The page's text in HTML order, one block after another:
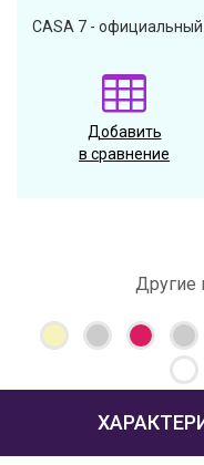
CASA 7 - официальный
Добавить
в сравнение
Другие